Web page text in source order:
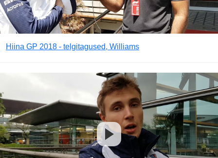
Hiina GP 2018 - telgitagused, Williams